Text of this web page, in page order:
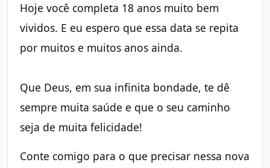
Hoje você completa 18 anos muito bem
vividos. E eu espero que essa data se repita
por muitos e muitos anos ainda.
Que Deus, em sua infinita bondade, te dê
sempre muita saúde e que o seu caminho
seja de muita felicidade!
Conte comigo para o que precisar nessa nova